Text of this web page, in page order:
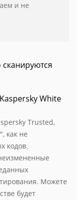
и не
White
Trusted,
как не
кодов.
Можете
будет